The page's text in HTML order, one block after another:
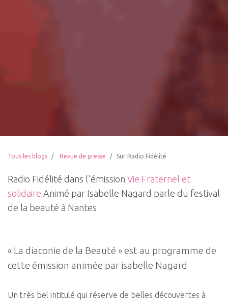
Tous les blogs Revue de presse Sur Radio Fidélité
Radio Fidélité dans l'émission Vie Fraternel et
solidaire Animé par Isabelle Nagard parle du festival
de la beauté à Nantes
« La diaconie de la Beauté » est au programme de
cette émission animée par isabelle Nagard
Un très bel intitulé qui réserve de belles découvertes à